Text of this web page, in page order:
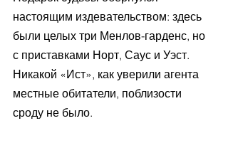
настоящим издевательством: здесь
были целых три Менлов-гарденс, но
с приставками Норт, Саус и Уэст.
Никакой «Ист», как уверили агента
местные обитатели, поблизости
сроду не было.